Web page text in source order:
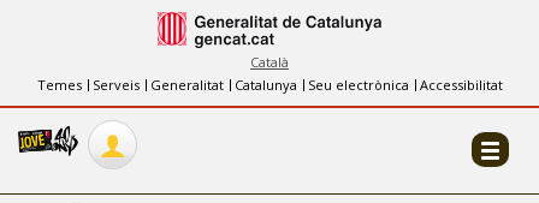
Català
Temes
Serveis Generalitat Catalunya Seu electrònica Accessibilitat
INFORMACIÓ
FES-TE EL CJ
COL·LABORADORS